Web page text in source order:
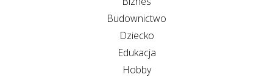
Budownictwo
Dziecko
Edukacja
Hobby